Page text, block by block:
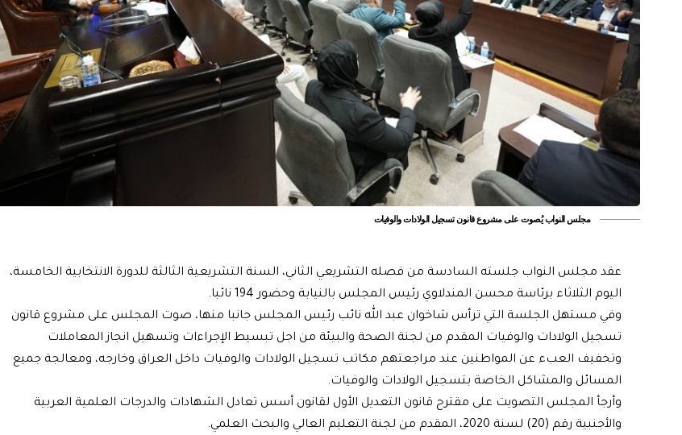
مجلس النواب يُصوت على مشروع قانون تسجيل الولادات والوفيات
عقد مجلس النواب جلسته السادسة من فصله التشريعي الثاني، السنة التشريعية الثالثة للدورة الانتخابية الخامسة،
اليوم الثلاثاء برئاسة محسن المندلاوي رئيس المجلس بالنيابة وحضور 194 نائبا.
وفي مستهل الجلسة التي ترأس شاخوان عبد الله نائب رئيس المجلس جانبا منها، صوت المجلس على مشروع قانون
تسجيل الولادات والوفيات المقدم من لجنة الصحة والبيئة من اجل تبسيط الإجراءات وتسهيل انجاز المعاملات
وتخفيف العبء عن المواطنين عند مراجعتهم مكاتب تسجيل الولادات والوفيات داخل العراق وخارجه، ومعالجة جميع
المسائل والمشاكل الخاصة بتسجيل الولادات والوفيات.
وأرجأ المجلس التصويت على مقترح قانون التعديل الأول لقانون أسس تعادل الشهادات والدرجات العلمية العربية
والأجنبية رقم (20) لسنة 2020، المقدم من لجنة التعليم العالي والبحث العلمي.